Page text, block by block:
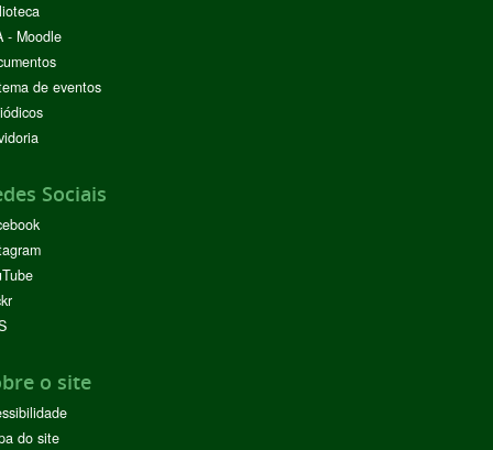
- Moodle
de eventos
Sociais
o site
do site